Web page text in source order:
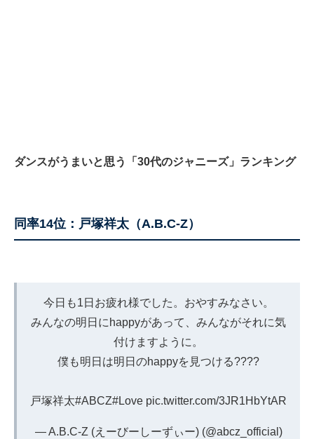
ダンスがうまいと思う「30代のジャニーズ」ランキング
同率14位：戸塚祥太（A.B.C-Z）
今日も1日お疲れ様でした。おやすみなさい。
みんなの明日にhappyがあって、みんながそれに気
付けますように。
僕も明日は明日のhappyを見つける????
戸塚祥太#ABCZ#Love pic.twitter.com/3JR1HbYtAR
— A.B.C-Z (えーびーしーずぃー) (@abcz_official)